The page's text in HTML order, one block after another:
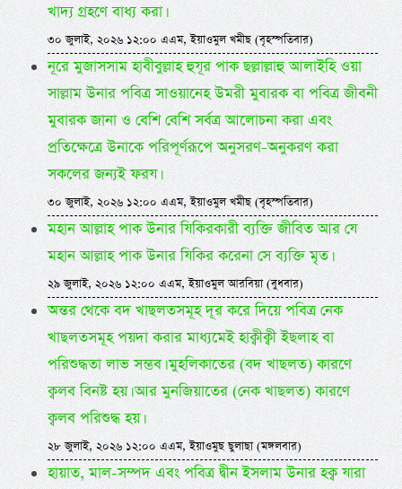
খাদ্য গ্রহণে বাধ্য করা।
৩০ জুলাই, ২০২৬ ১২:০০ এএম, ইয়াওমুল খমীছ (বৃহস্পতিবার)
নূরে মুজাসসাম হাবীবুল্লাহ হুযূর পাক ছল্লাল্লাহু আলাইহি ওয়া
সাল্লাম উনার পবিত্র সাওয়ানেহ উমরী মুবারক বা পবিত্র জীবনী
মুবারক জানা ও বেশি বেশি সর্বত্র আলোচনা করা এবং
প্রতিক্ষেত্রে উনাকে পরিপূর্ণরূপে অনুসরণ-অনুকরণ করা
সকলের জন্যই ফরয।
৩০ জুলাই, ২০২৬ ১২:০০ এএম, ইয়াওমুল খমীছ (বৃহস্পতিবার)
মহান আল্লাহ পাক উনার যিকিরকারী ব্যক্তি জীবিত আর যে
মহান আল্লাহ পাক উনার যিকির করেনা সে ব্যক্তি মৃত।
২৯ জুলাই, ২০২৬ ১২:০০ এএম, ইয়াওমুল আরবিয়া (বুধবার)
অন্তর থেকে বদ খাছলতসমূহ দূর করে দিয়ে পবিত্র নেক
খাছলতসমূহ পয়দা করার মাধ্যমেই হাক্বীক্বী ইছলাহ বা
পরিশুদ্ধতা লাভ সম্ভব। মুহলিকাতের (বদ খাছলত) কারণে
ক্বলব বিনষ্ট হয়। আর মুনজিয়াতের (নেক খাছলত) কারণে
ক্বলব পরিশুদ্ধ হয়।
২৮ জুলাই, ২০২৬ ১২:০০ এএম, ইয়াওমুছ ছুলাছা (মঙ্গলবার)
হায়াত, মাল-সম্পদ এবং পবিত্র দ্বীন ইসলাম উনার হক্ব যারা